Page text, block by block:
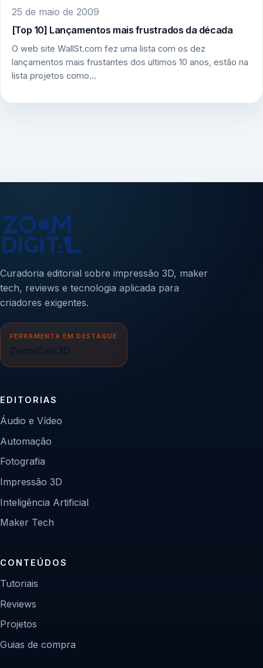
25 de maio de 2009
[Top 10] Lançamentos mais frustrados da década
O web site WallSt.com fez uma lista com os dez
lançamentos mais frustantes dos ultimos 10 anos, estão na
lista projetos como…
Curadoria editorial sobre impressão 3D, maker
tech, reviews e tecnologia aplicada para
criadores exigentes.
FERRAMENTA EM DESTAQUE
ZoomCalc3D
EDITORIAS
Áudio e Vídeo
Automação
Fotografia
Impressão 3D
Inteligência Artificial
Maker Tech
CONTEÚDOS
Tutoriais
Reviews
Projetos
Guias de compra